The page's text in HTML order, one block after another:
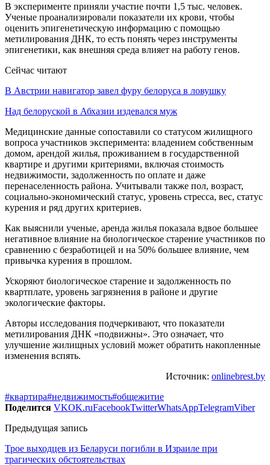
В эксперименте приняли участие почти 1,5 тыс. человек.
Ученые проанализировали показатели их крови, чтобы
оценить эпигенетическую информацию с помощью
метилирования ДНК, то есть понять через инструменты
эпигенетики, как внешняя среда влияет на работу генов.
Сейчас читают
В Австрии навигатор завел фуру белоруса в ловушку
Над белоруской в Абхазии издевался муж
Медицинские данные сопоставили со статусом жилищного
вопроса участников эксперимента: владением собственным
домом, арендой жилья, проживанием в государственной
квартире и другими критериями, включая стоимость
недвижимости, задолженность по оплате и даже
перенаселенность района. Учитывали также пол, возраст,
социально-экономический статус, уровень стресса, вес, статус
курения и ряд других критериев.
Как выяснили ученые, аренда жилья показала вдвое большее
негативное влияние на биологическое старение участников по
сравнению с безработицей и на 50% большее влияние, чем
привычка курения в прошлом.
Ускоряют биологическое старение и задолженность по
квартплате, уровень загрязнения в районе и другие
экологические факторы.
Авторы исследования подчеркивают, что показатели
метилирования ДНК «подвижны». Это означает, что
улучшение жилищных условий может обратить накопленные
изменения вспять.
Источник: onlinebrest.by
#квартира#недвижимость#общежитие
Поделится VKOK.ruFacebookTwitterWhatsAppTelegramViber
Предыдущая запись
Трое выходцев из Беларуси погибли в Израиле при
трагических обстоятельствах